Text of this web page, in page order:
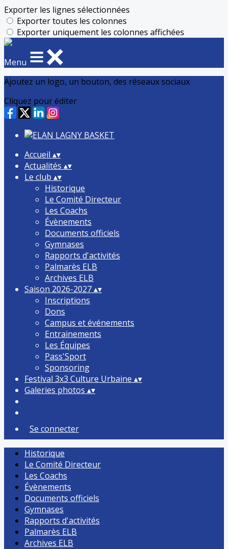
Exporter les lignes sélectionnées
Exporter toutes les colonnes
Exporter uniquement les colonnes affichées
Menu
Ajoutez un logo, un bouton, des réseaux sociaux
Cliquez pour éditer
Accueil ▴▾
Actualités ▴▾
Le club ▴▾
Historique
Le Comité Directeur
Les Coachs
Évènements
Documents officiels
Gymnases
Rapports d'activités
Palmarès ELB
Archives ELB
Saison 2026-2027▴▾
Inscriptions
Dons
Campus et événements
Entrainements
Les Équipes
Pass'Sport
Sponsoring
Festival 3x3 Culture Urbaine ▴▾
Galeries photos ▴▾
Se connecter
Historique
Le Comité Directeur
Les Coachs
Évènements
Documents officiels
Gymnases
Rapports d'activités
Palmarès ELB
Archives ELB